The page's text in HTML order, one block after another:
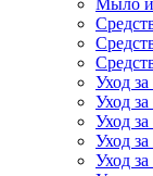
Мыло и
Уход
Уход за
Уход
Уход
Уход